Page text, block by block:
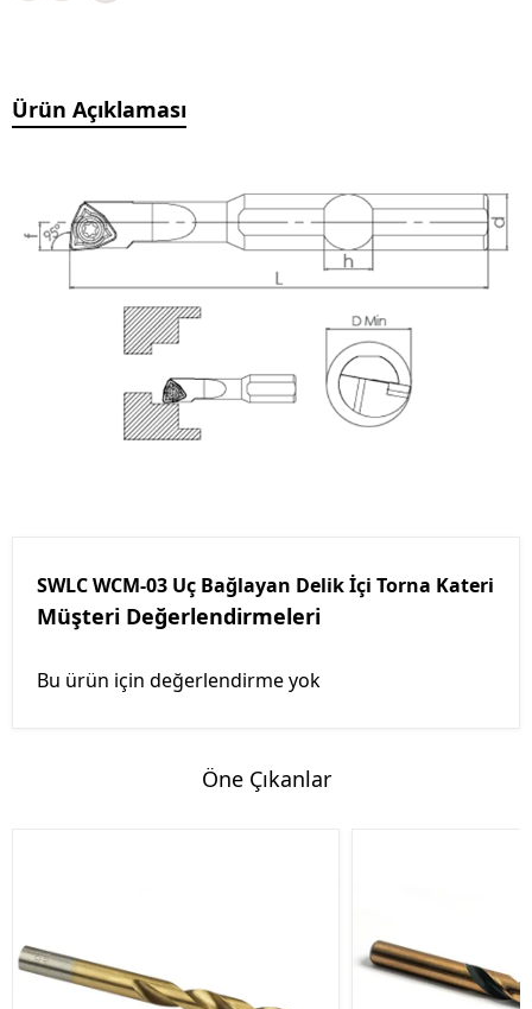
Ürün Açıklaması
SWLC WCM-03 Uç Bağlayan Delik İçi Torna Kateri
Müşteri Değerlendirmeleri
Bu ürün için değerlendirme yok
Öne Çıkanlar